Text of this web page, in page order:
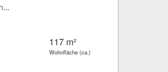
117 m²
Wohnfläche (ca.)